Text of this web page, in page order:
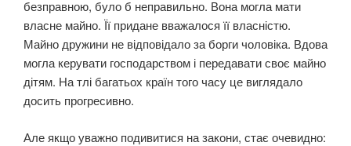
безправною, було б неправильно. Вона могла мати
власне майно. Її придане вважалося її власністю.
Майно дружини не відповідало за борги чоловіка. Вдова
могла керувати господарством і передавати своє майно
дітям. На тлі багатьох країн того часу це виглядало
досить прогресивно.
Але якщо уважно подивитися на закони, стає очевидно: